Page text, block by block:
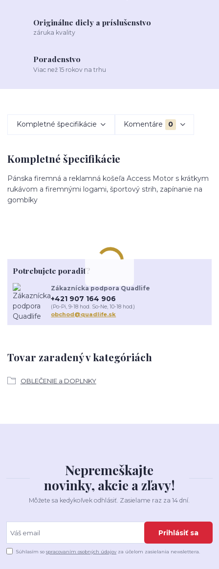
Originálne diely a príslušenstvo
záruka kvality
Poradenstvo
Viac než 15 rokov na trhu
Kompletné špecifikácie Komentáre 0
Kompletné špecifikácie
Pánska firemná a reklamná košeľa Access Motor s krátkym
rukávom a firemnými logami, športový strih, zapínanie na
gombíky
Tovar zaradený v kategóriách
OBLEČENIE a DOPLNKY
Potrebujete poradiť?
Zákaznícka podpora Quadlife
+421 907 164 906
(Po-Pi, 9-18 hod. So-Ne, 10-18 hod.)
obchod@quadlife.sk
Nepremeškajte
novinky, akcie a zľavy!
Môžete sa kedykoľvek odhlásiť. Zasielame raz za 14 dní.
Prihlásiť sa
Súhlasím sospracovaním osobných údajov za účelom zasielania newslettera.